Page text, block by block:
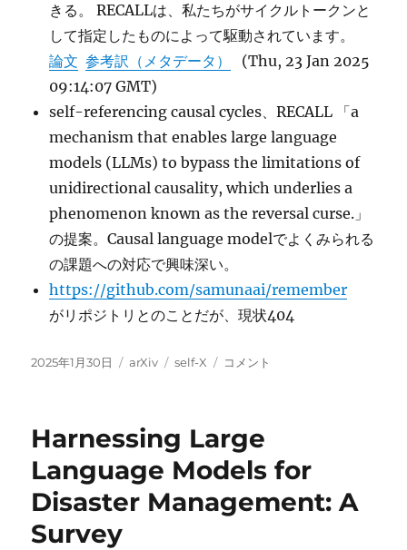
きる。 RECALLは、私たちがサイクルトークンと
して指定したものによって駆動されています。
論文 参考訳（メタデータ）
(Thu, 23 Jan 2025
09:14:07 GMT)
self-referencing causal cycles、RECALL 「a
mechanism that enables large language
models (LLMs) to bypass the limitations of
unidirectional causality, which underlies a
phenomenon known as the reversal curse.」
の提案。Causal language modelでよくみられる
の課題への対応で興味深い。
https://github.com/samunaai/remember
がリポジトリとのことだが、現状404
投
2025年1月30日
カ
ー
arXiv
タ
self-X
RECALL:
In
Language
Models
is
Enhanced
コメント
Harnessing Large
Language Models for
Disaster Management: A
Survey